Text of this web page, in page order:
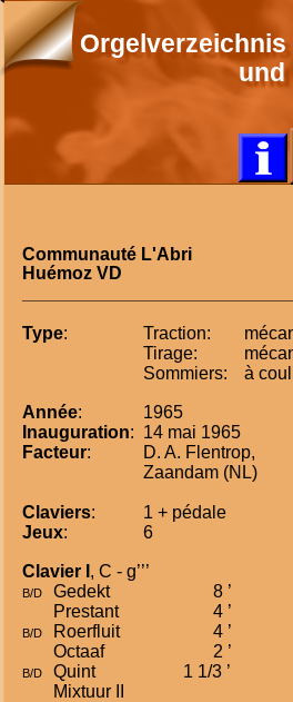
Communauté L'Abri
Huémoz VD
Type: Traction:
Tirage:
Sommiers:
à
Année:
1965
Inauguration: 14 mai 1965
Facteur:
D. A. Flentrop,
Zaandam (NL)
Claviers:
1 + pédale
Jeux: 6
Clavier I , C - g’’’
B/D Gedekt
8 ’
Prestant
4 ’
B/D Roerfluit
4 ’
Octaaf
2 ’
B/D Quint
1 1/3 ’
Mixtuur II
Orgelverzeichnis
und